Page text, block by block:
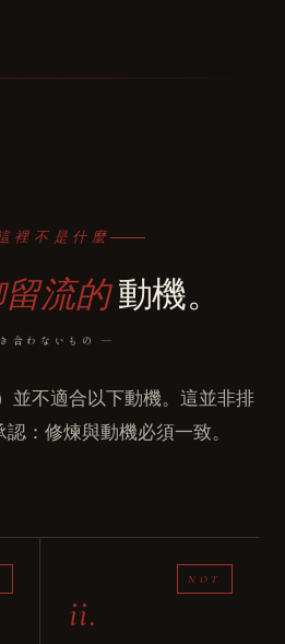
裡不是什麼
流的動機。
合わないもの ―
並不適合以下動機。這並非排
：修煉與動機必須一致。
ii.